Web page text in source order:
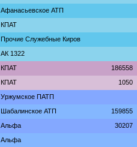
Афанасьевское АТП
КПАТ
Прочие Служебные Киров
АК 1322
КПАТ 186558
КПАТ 1050
Уржумское ПАТП
Шабалинское АТП 159855
Альфа 30207
Альфа